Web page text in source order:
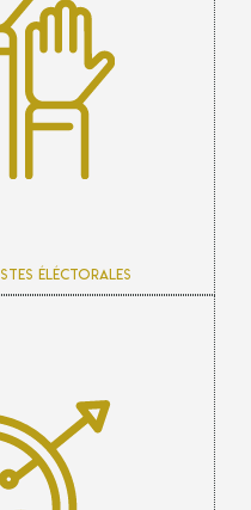
éléctorales